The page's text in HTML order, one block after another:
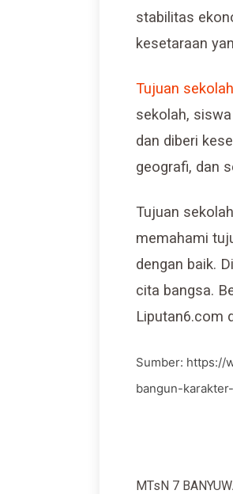
stabilitas
kesetaraan
Tujuan sekolah
sekolah,
dan diberi
geografi, dan
Tujuan
memahami
dengan baik.
cita bangsa.
Liputan6.com
Sumber: https://
bangun-
MTsN 7